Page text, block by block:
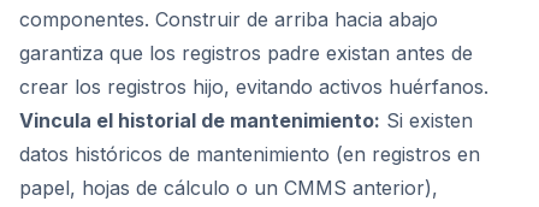
componentes. Construir de arriba hacia abajo
garantiza que los registros padre existan antes de
crear los registros hijo, evitando activos huérfanos.
Vincula el historial de mantenimiento: Si existen
datos históricos de mantenimiento (en registros en
papel, hojas de cálculo o un CMMS anterior),